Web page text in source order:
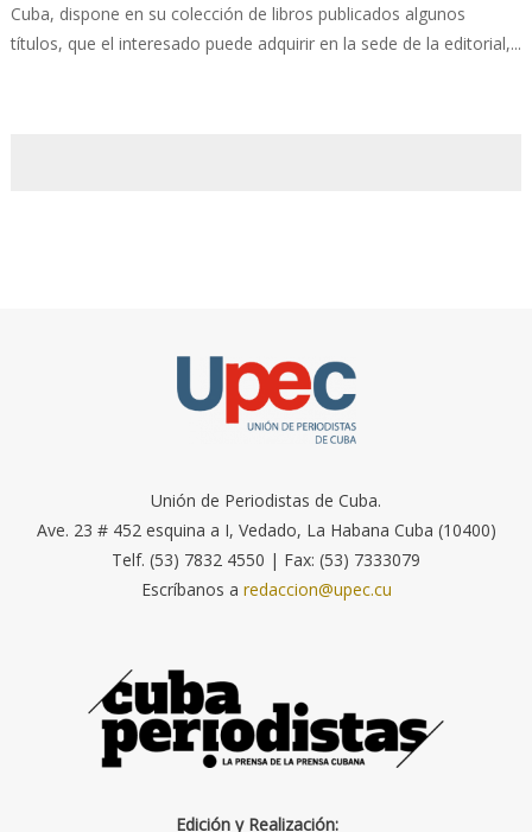
Cuba, dispone en su colección de libros publicados algunos
títulos, que el interesado puede adquirir en la sede de la editorial,...
Unión de Periodistas de Cuba.
Ave. 23 # 452 esquina a I, Vedado, La Habana Cuba (10400)
Telf. (53) 7832 4550 | Fax: (53) 7333079
Escríbanos a redaccion@upec.cu
Edición y Realización: